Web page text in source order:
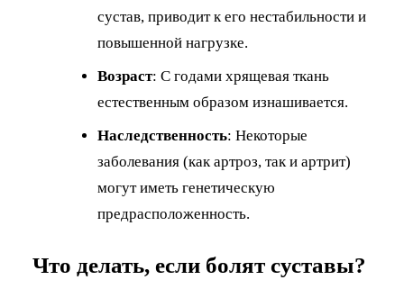
сустав, приводит к его нестабильности и
повышенной нагрузке.
Возраст: С годами хрящевая ткань
естественным образом изнашивается.
Наследственность: Некоторые
заболевания (как артроз, так и артрит)
могут иметь генетическую
предрасположенность.
Что делать, если болят суставы?